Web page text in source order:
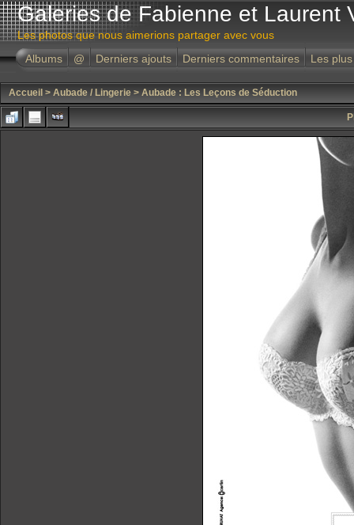
Galeries de Fabienne et Laurent
Les photos que nous aimerions partager avec vous
Albums
@ Derniers ajouts Derniers commentaires Les
Accueil > Aubade / Lingerie > Aubade : Les Leçons de Séduction